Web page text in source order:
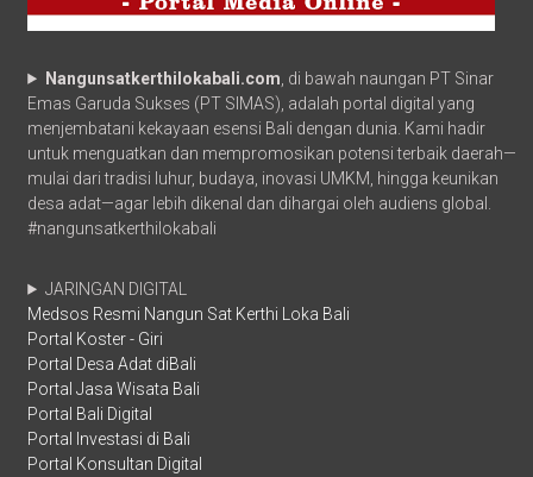
Nangunsatkerthilokabali.com , di bawah naungan PT Sinar
Emas Garuda Sukses (PT SIMAS), adalah portal digital yang
menjembatani kekayaan esensi Bali dengan dunia. Kami hadir
untuk menguatkan dan mempromosikan potensi terbaik daerah—
mulai dari tradisi luhur, budaya, inovasi UMKM, hingga keunikan
desa adat—agar lebih dikenal dan dihargai oleh audiens global.
#nangunsatkerthilokabali
JARINGAN DIGITAL
Medsos Resmi Nangun Sat Kerthi Loka Bali
Portal Koster - Giri
Portal Desa Adat diBali
Portal Jasa Wisata Bali
Portal Bali Digital
Portal Investasi di Bali
Portal Konsultan Digital